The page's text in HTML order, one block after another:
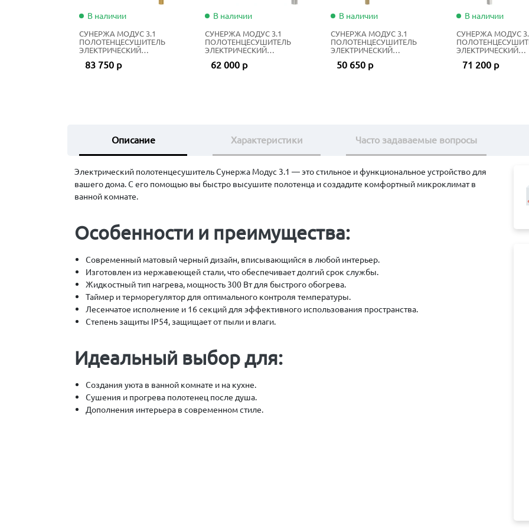
В наличии
СУНЕРЖА МОДУС 3.1
ПОЛОТЕНЦЕСУШИТЕЛЬ
ЭЛЕКТРИЧЕСКИЙ
ЗОЛОТО
83 750 р
В наличии
СУНЕРЖА МОДУС 3.1
ПОЛОТЕНЦЕСУШИТЕЛЬ
ЭЛЕКТРИЧЕСКИЙ
НЕРЖАВЕЮЩАЯ СТАЛЬ
62 000 р
В наличии
СУНЕРЖА МОДУС 3.1
ПОЛОТЕНЦЕСУШИТЕЛЬ
ЭЛЕКТРИЧЕСКИЙ
ЗОЛОТОЙ ШЁЛК
50 650 р
В наличии
СУНЕРЖА МОДУС
ЭЛЕКТРИЧЕСКИЙ
НЕРЖАВЕЮЩАЯ
71 200 р
Описание Характеристики Часто задаваемые вопросы
Электрический полотенцесушитель Сунержа Модус 3.1 — это стильное и функциональное устройство для
вашего дома. С его помощью вы быстро высушите полотенца и создадите комфортный микроклимат в
ванной комнате.
Особенности и преимущества:
Современный матовый черный дизайн, вписывающийся в любой интерьер.
Изготовлен из нержавеющей стали, что обеспечивает долгий срок службы.
Жидкостный тип нагрева, мощность 300 Вт для быстрого обогрева.
Таймер и терморегулятор для оптимального контроля температуры.
Лесенчатое исполнение и 16 секций для эффективного использования пространства.
Степень защиты IP54, защищает от пыли и влаги.
Идеальный выбор для:
Создания уюта в ванной комнате и на кухне.
Сушения и прогрева полотенец после душа.
Дополнения интерьера в современном стиле.